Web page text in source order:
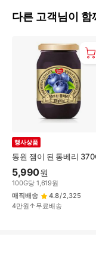
다른 고객님이 함
동원 잼이 된 통베리
행사상품
5,990원
100G당 1,619원
매직배송
4.8/2,325
4만원↑무료배송